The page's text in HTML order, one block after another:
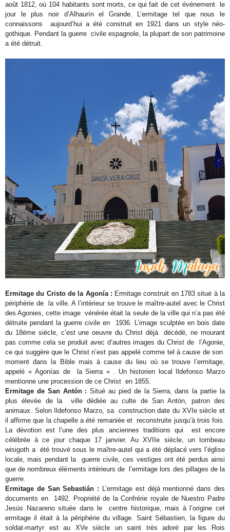
août 1812, où 104 habitants sont morts, ce qui fait de cet événement le
jour le plus noir d’Alhaurín el Grande. L’ermitage tel que nous le
connaissons aujourd’hui a été construit en 1921 dans un style néo-
gothique. Pendant la guerre civile espagnole, la plupart de son patrimoine
a été détruit.
Ermitage du Cristo de la Agonía : Ermitage construit en 1783 situé à la
périphérie de la ville. A l’intérieur se trouve le maître-autel avec le Christ
des Agonies, cette image vénérée était la seule de la ville qui n’a pas été
détruite pendant la guerre civile en 1936. L’image sculptée en bois date
du 18ème siècle, c’est une oeuvre du Christ déjà décédé, ne mourant
pas comme cela se produit avec d’autres images du Christ de l’Agonie,
ce qui suggère que le Christ n’est pas appelé comme tel à cause de son
moment dans la Bible mais à cause du lieu où se trouve l’ermitage,
appelé « Agonías de la Sierra « . Un historien local Ildefonso Marzo
mentionne une procession de ce Christ en 1855.
Ermitage de San Antón :Situé au pied de la Sierra, dans la partie la
plus élevée de la ville dédiée au culte de San Antón, patron des
animaux. Selon Ildefonso Marzo, sa construction date du XVIe siècle et
il affirme que la chapelle a été remaniée et reconstruite jusqu’à trois fois.
La dévotion est l’une des plus anciennes traditions qui est encore
célébrée à ce jour chaque 17 janvier. Au XVIIe siècle, un tombeau
wisigoth a été trouvé sous le maître-autel qui a été déplacé vers l’église
locale, mais pendant la guerre civile, ces vestiges ont été perdus ainsi
que de nombreux éléments intérieurs de l’ermitage lors des pillages de la
guerre.
Ermitage de San Sebastián : L’ermitage est déjà mentionné dans des
documents en 1492. Propriété de la Confrérie royale de Nuestro Padre
Jesús Nazareno située dans le centre historique, mais à l’origine cet
ermitage il était à la périphérie du village. Saint Sébastien, la figure du
soldat-martyr est au XVe siècle un saint très adoré par les Rois